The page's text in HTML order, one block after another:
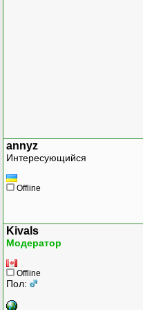
annyz
Интересующийся
Offline
Kivals
Модератор
Offline
Пол: